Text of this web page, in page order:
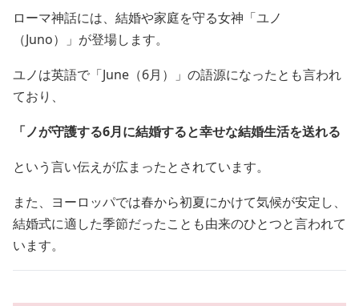
ローマ神話には、結婚や家庭を守る女神「ユノ
（Juno）」が登場します。
ユノは英語で「June（6月）」の語源になったとも言われ
ており、
「ノが守護する6月に結婚すると幸せな結婚生活を送れる
という言い伝えが広まったとされています。
また、ヨーロッパでは春から初夏にかけて気候が安定し、
結婚式に適した季節だったことも由来のひとつと言われて
います。